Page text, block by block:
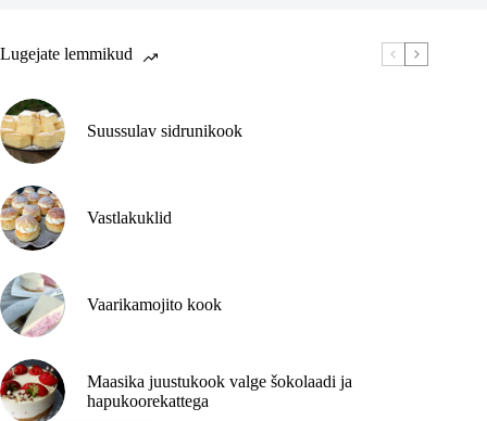
Lugejate lemmikud
Suussulav sidrunikook
Vastlakuklid
Vaarikamojito kook
Maasika juustukook valge šokolaadi ja
hapukoorekattega